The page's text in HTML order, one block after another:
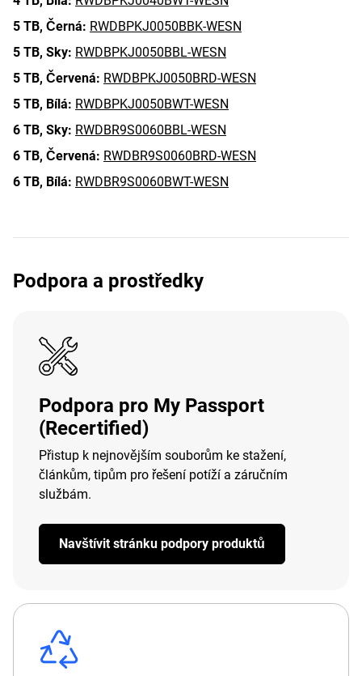
5 TB, Černá: RWDBPKJ0050BBK-WESN
5 TB, Sky: RWDBPKJ0050BBL-WESN
5 TB, Červená: RWDBPKJ0050BRD-WESN
5 TB, Bílá: RWDBPKJ0050BWT-WESN
6 TB, Sky: RWDBR9S0060BBL-WESN
6 TB, Červená: RWDBR9S0060BRD-WESN
6 TB, Bílá: RWDBR9S0060BWT-WESN
Podpora a prostředky
Podpora pro My Passport
(Recertified)
Přistup k nejnovějším souborům ke stažení,
článkům, tipům pro řešení potíží a záručním
službám.
Navštívit stránku podpory produktů